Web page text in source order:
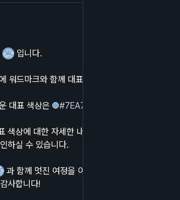
입니다.
워드마크와 함께 대표 색상을 새롭게 단장했습
대표 색상은 #7EA7CF
색상에 대한 자세한 내용은 이 게시물에 첨부된
하실 수 있습니다.
과 함께 멋진 여정을 이어가 주세요.
사합니다!